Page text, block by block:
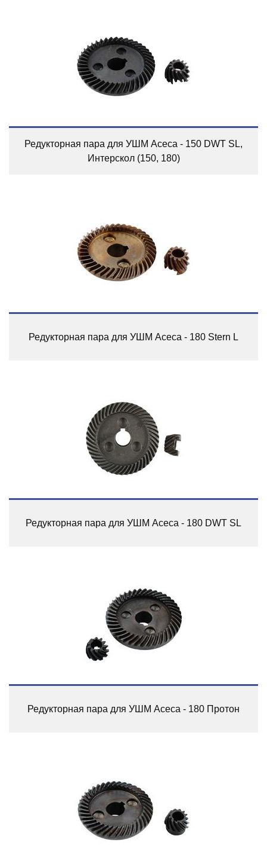
Редукторная пара для УШМ Асеса - 150 DWT SL,
Интерскол (150, 180)
Редукторная пара для УШМ Асеса - 180 Stern L
Редукторная пара для УШМ Асеса - 180 DWT SL
Редукторная пара для УШМ Асеса - 180 Протон